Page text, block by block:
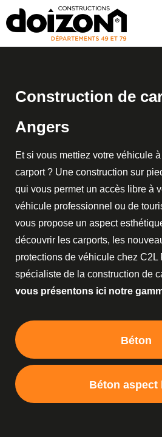
Construction de
Angers
Et si vous mettiez votre véhicule à
carport ? Une construction sur
qui vous permet un accès libre à
véhicule professionnel ou de
vous propose un aspect
découvrir les carports, les
protections de véhicule chez C2L
spécialiste de la construction de
vous présentons ici notre
Béton
Béton aspect